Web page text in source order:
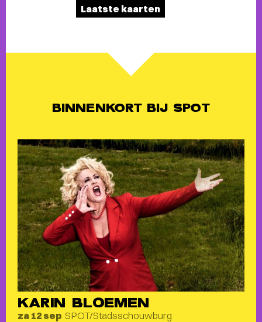
Laatste kaarten
BINNENKORT BIJ SPOT
KARIN BLOEMEN
za 12 sep SPOT/Stadsschouwburg